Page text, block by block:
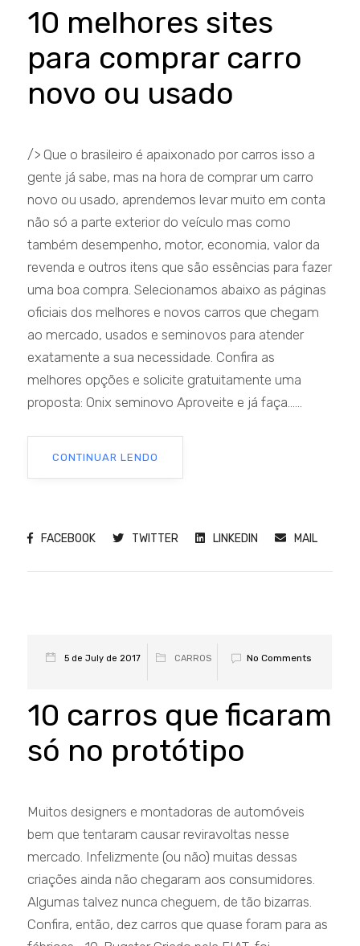
10 melhores sites
para comprar carro
novo ou usado
/> Que o brasileiro é apaixonado por carros isso a
gente já sabe, mas na hora de comprar um carro
novo ou usado, aprendemos levar muito em conta
não só a parte exterior do veículo mas como
também desempenho, motor, economia, valor da
revenda e outros itens que são essências para fazer
uma boa compra. Selecionamos abaixo as páginas
oficiais dos melhores e novos carros que chegam
ao mercado, usados e seminovos para atender
exatamente a sua necessidade. Confira as
melhores opções e solicite gratuitamente uma
proposta: Onix seminovo Aproveite e já faça......
CONTINUAR LENDO
FACEBOOK TWITTER LINKEDIN MAIL
5 de July de 2017 CARROS No Comments
10 carros que ficaram
só no protótipo
Muitos designers e montadoras de automóveis
bem que tentaram causar reviravoltas nesse
mercado. Infelizmente (ou não) muitas dessas
criações ainda não chegaram aos consumidores.
Algumas talvez nunca cheguem, de tão bizarras.
Confira, então, dez carros que quase foram para as